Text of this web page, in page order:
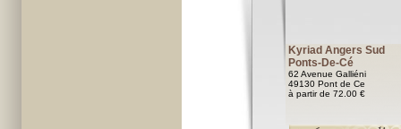
Kyriad Angers Sud
Ponts-De-Cé
62 Avenue Galliéni
49130 Pont de Ce
à partir de 72.00 €